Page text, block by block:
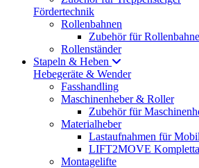
Fördertechnik
Rollenbahnen
Zubehör für
Rollenständer
Stapeln & Heben
Hebegeräte & Wender
Fasshandling
Maschinenheber & Roller
Zubehör für
Materialheber
Lastaufnahmen für
LIFT2MOVE
Montagelifte